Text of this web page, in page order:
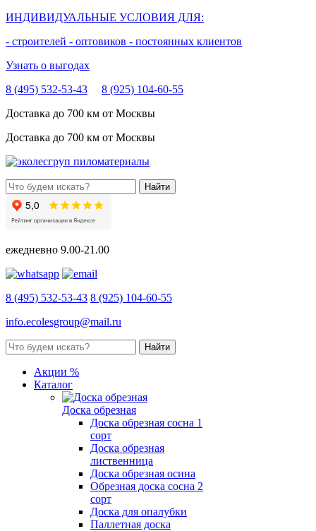
ИНДИВИДУАЛЬНЫЕ УСЛОВИЯ ДЛЯ:
- строителей - оптовиков - постоянных клиентов
Узнать о выгодах
8 (495) 532-53-43
8 (925) 104-60-55
Доставка до 700 км от Москвы
Доставка до 700 км от Москвы
ежедневно 9.00-21.00
8 (495) 532-53-43 8 (925) 104-60-55
info.ecolesgroup@mail.ru
Акции %
Каталог
Доска обрезная
Доска обрезная сосна 1
сорт
Доска обрезная
лиственница
Доска обрезная осина
Обрезная доска сосна 2
сорт
Доска для опалубки
Паллетная доска